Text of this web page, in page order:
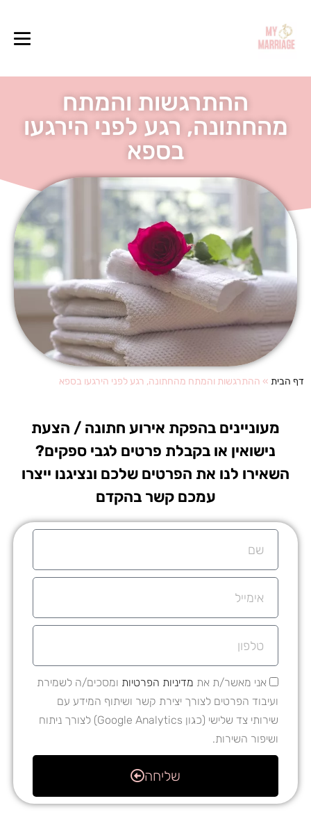
ההתרגשות והמתח
מהחתונה, רגע לפני הירגעו
בספא
דף הבית » ההתרגשות והמתח מהחתונה, רגע לפני הירגעו בספא
מעוניינים בהפקת אירוע חתונה / הצעת
נישואין או בקבלת פרטים לגבי ספקים?
השאירו לנו את הפרטים שלכם ונציגנו ייצרו
עמכם קשר בהקדם
אני מאשר/ת את מדיניות הפרטיות ומסכים/ה לשמירת
ועיבוד הפרטים לצורך יצירת קשר ושיתוף המידע עם
שירותי צד שלישי (כגון Google Analytics) לצורך ניתוח
ושיפור השירות.
שליחה